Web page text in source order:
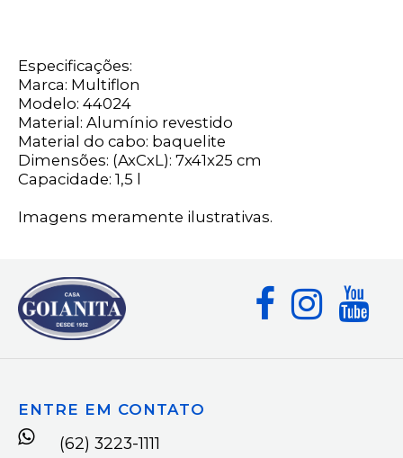
Especificações:
Marca: Multiflon
Modelo: 44024
Material: Alumínio revestido
Material do cabo: baquelite
Dimensões: (AxCxL): 7x41x25 cm
Capacidade: 1,5 l
Imagens meramente ilustrativas.
ENTRE EM CONTATO
(62) 3223-1111